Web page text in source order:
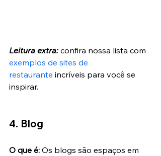
Leitura extra: confira nossa lista com
exemplos de sites de
restaurante incríveis para você se
inspirar.
4. Blog
O que é: Os blogs são espaços em